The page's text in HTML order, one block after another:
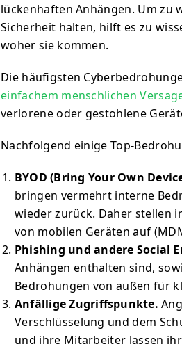
lückenhaften Anhängen. Um zu
Sicherheit halten, hilft es zu
woher sie kommen.
Die häufigsten
einfachem menschlichen
verlorene oder gestohlene
Nachfolgend einige Top-
BYOD (Bring Your Own
bringen vermehrt interne
wieder zurück. Daher stellen
von mobilen Geräten auf
Phishing und andere Social
Anhängen enthalten sind,
Bedrohungen von außen für
Anfällige Zugriffspunkte.
Verschlüsselung und dem
und ihre Mitarbeiter lassen